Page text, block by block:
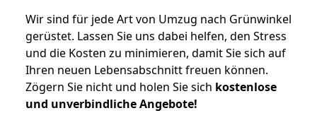
Wir sind für jede Art von Umzug nach Grünwinkel
gerüstet. Lassen Sie uns dabei helfen, den Stress
und die Kosten zu minimieren, damit Sie sich auf
Ihren neuen Lebensabschnitt freuen können.
Zögern Sie nicht und holen Sie sich kostenlose
und unverbindliche Angebote!